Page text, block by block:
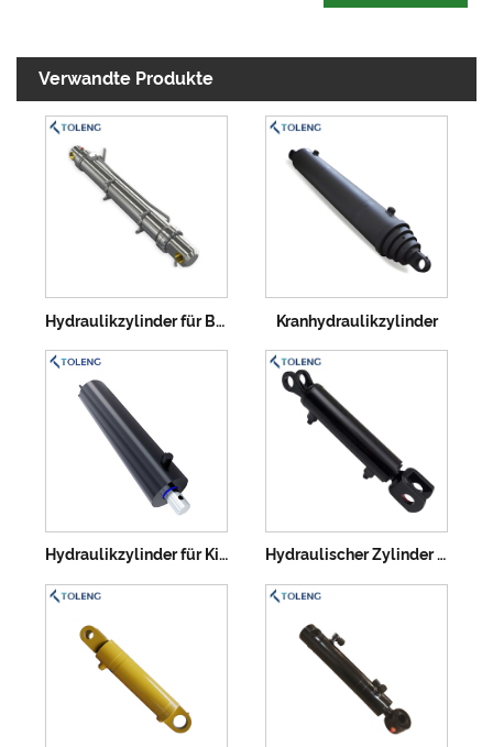
Verwandte Produkte
Hydraulikzylinder für Bagger Kranhydraulikzylinder
Hydraulikzylinder für Kippanhänger Hydraulischer Zylinder des Dock -Spiegels